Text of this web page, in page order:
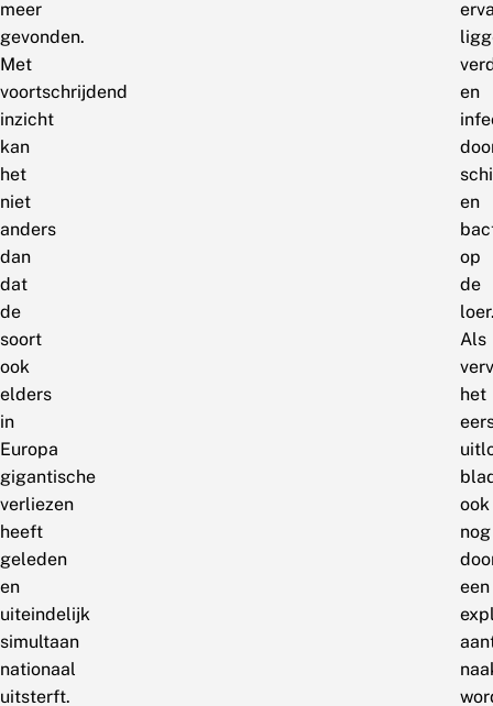
meer
gevonden.
Met
voortschrijdend
inzicht
kan
het
niet
anders
dan
dat
de
soort
ook
elders
in
Europa
gigantische
verliezen
heeft
geleden
en
uiteindelijk
simultaan
nationaal
uitsterft.
en
en
op
de
Als
het
ook
nog
een